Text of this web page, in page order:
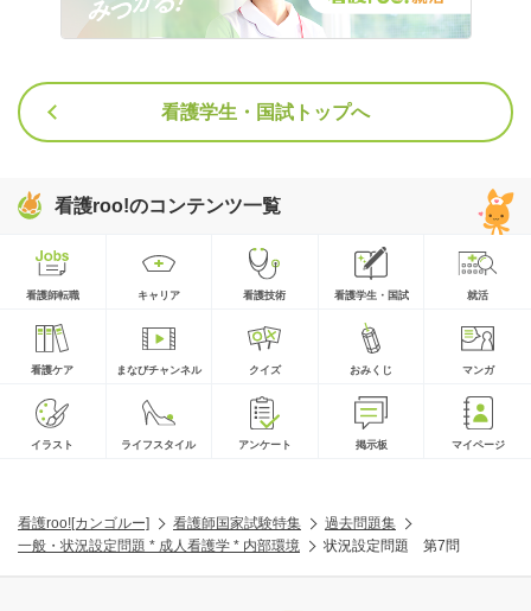
看護学生・国試トップへ
看護roo!のコンテンツ一覧
看護師転職 キャリア 看護技術 看護学生・国試 就活
看護ケア まなびチャンネル クイズ おみくじ マンガ
イラスト ライフスタイル アンケート 掲示板 マイページ
看護roo![カンゴルー] 看護師国家試験特集
過去問題集
一般・状況設定問題 * 成人看護学 * 内部環境
状況設定問題 第7問